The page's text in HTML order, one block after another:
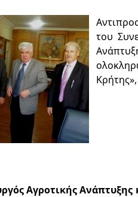
του
Αγροτικής Ανάπτυξης